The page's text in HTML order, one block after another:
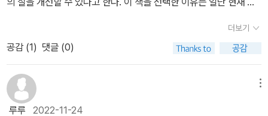
「존 스튜어트 밀의 《자유론》」애덤 스미스의 《국부론》과 쌍벽을 이루
는 존 스튜어트 밀의 《자유론》은 개인의 자유와 국가의 개입 범위를
논하고 있다.존 스튜어트 밀은 남에게 직접적 해를 끼치지 않는 이상
개인은 그 어떤 생각도 자유롭게 표현할 수 있다고 주장하였다.이는
현대 자유주의 사상에 큰 영향을 끼쳤으며 양적 공리주의를 질적 공
어떤 식으로 생각해왔는지를 아는 것은 자신의 세계관을 형성하는 데
필요한 여러 개념들을 발견하는 데 도움이 됩니다. 이 책을 읽어야 할
이유입니다. ​​- 출판사로부터 도서를 제공받았습니다
게 내 뇌리에는 있다. 우리가 지금 알고 있는 많은 것들이 과거에 있던
명을 하는 책이다. 각 철학자의 대표 책과 개념을 소개한다. 이러기 위
있어야 가능하다. 단순히 해당 철학자의 책 한 권 읽은 것으로는 힘들
다.해당 철학자의 여러 권을 읽으며 습득해서 남에게 소개할 정도가
보여준다. _ 책 중에서책이 담고 있는 내용을 잘 설명하는 부분이라
생각되어 인용해보았다.여전히 우리 삶에 깊이 있게 관여되어 있는
철학을 제대로 느낄 수 있다는 부분이 참 좋았다.물론 이 책을 읽었다
고해서 여기에서 소개되는 책을 온전히 이해했다고하거나해당 책을
쓴 철학자의 사상을 알게되었다라고 말하기는 어려움이 있을 것이다.
하지만날마다 생각하고 고민하던 것들이 멀게만 느껴지는 철학의 한
체화해본 적은 없다고 고백한다. 고등학생 때는 시험 대비용으로 무
조건 암기해야 했던 내용이 대부분이었기 때문에, 졸업 이후 수십 년
의 사회생활을 통해 생긴 정신력의 군살 그리고 향상된 대인 기술과
짝 설레기까지 한다. 철학자들과 그들의 작품에는 거의 문외한이나,
들어 본 풍월은 있어서 노암 촘스키, 대니얼 카너먼, 마이클 샌델에게
로 먼저 눈길이 향한다. 우선, 영어를 공부한 사람이라면 누구나 접해
의 삶을 어떻게 풀어 나갈까? 우리가 어려움에 처했을 때 그 역경을
어떻게 뚫고 헤쳐 나갔을까? 그 해결책을 찾고자 이 책을 선택하게
되었다.​이 책의 저자는?​이 책의 저자는 톰 버틀러 보던이다 <50권의
고전 시리즈>로 유명한 작가이자 큐레이터이다. 1967년 호주에서
태어났으며 현재 영국 옥스퍼드에서 거주하고 있다.​그는 현대인의 삶
더보기
공감 (1) 댓글 (0)
루루 2022-11-24